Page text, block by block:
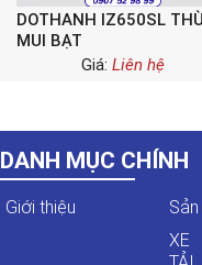
DOTHANH IZ650SL
MUI BẠT
Giá: Liên hệ
DANH MỤC CHÍNH
Giới thiệu
XE